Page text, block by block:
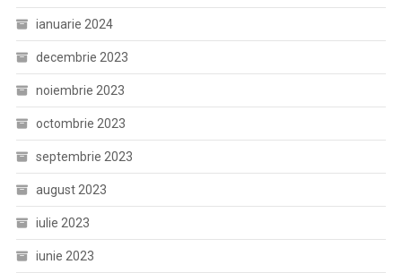
ianuarie 2024
decembrie 2023
noiembrie 2023
octombrie 2023
septembrie 2023
august 2023
iulie 2023
iunie 2023